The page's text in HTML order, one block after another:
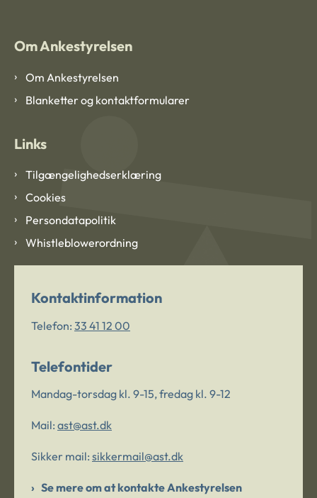
Om Ankestyrelsen
Om Ankestyrelsen
Blanketter og kontaktformularer
Links
Tilgængelighedserklæring
Cookies
Persondatapolitik
Whistleblowerordning
Kontaktinformation
Telefon: 33 41 12 00
Telefontider
Mandag-torsdag kl. 9-15, fredag kl. 9-12
Mail: ast@ast.dk
Sikker mail: sikkermail@ast.dk
Se mere om at kontakte Ankestyrelsen